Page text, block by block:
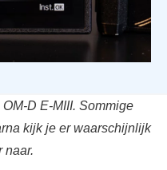
D E-MIII. Sommige
kijk je er waarschijnlijk
naar.